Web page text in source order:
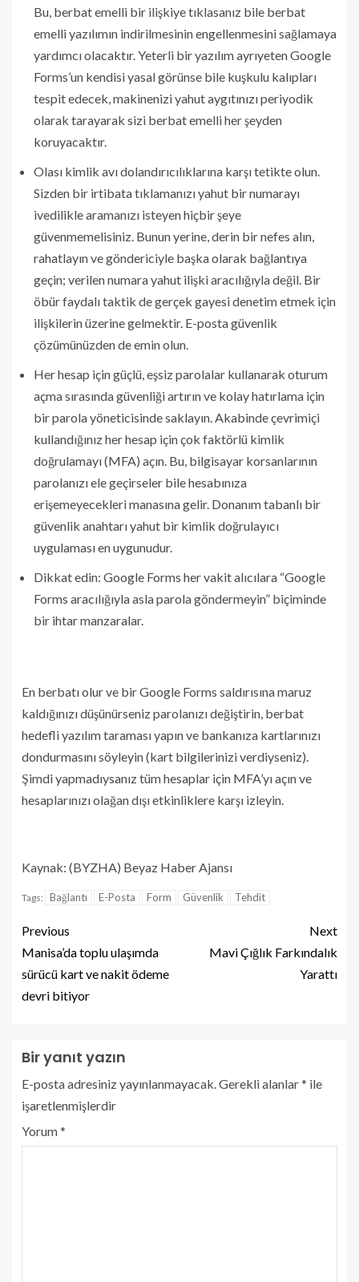
Bu, berbat emelli bir ilişkiye tıklasanız bile berbat
emelli yazılımın indirilmesinin engellenmesini sağlamaya
yardımcı olacaktır. Yeterli bir yazılım ayrıyeten Google
Forms’un kendisi yasal görünse bile kuşkulu kalıpları
tespit edecek, makinenizi yahut aygıtınızı periyodik
olarak tarayarak sizi berbat emelli her şeyden
koruyacaktır.
Olası kimlik avı dolandırıcılıklarına karşı tetikte olun.
Sizden bir irtibata tıklamanızı yahut bir numarayı
ivedilikle aramanızı isteyen hiçbir şeye
güvenmemelisiniz. Bunun yerine, derin bir nefes alın,
rahatlayın ve göndericiyle başka olarak bağlantıya
geçin; verilen numara yahut ilişki aracılığıyla değil. Bir
öbür faydalı taktik de gerçek gayesi denetim etmek için
ilişkilerin üzerine gelmektir. E-posta güvenlik
çözümünüzden de emin olun.
Her hesap için güçlü, eşsiz parolalar kullanarak oturum
açma sırasında güvenliği artırın ve kolay hatırlama için
bir parola yöneticisinde saklayın. Akabinde çevrimiçi
kullandığınız her hesap için çok faktörlü kimlik
doğrulamayı (MFA) açın. Bu, bilgisayar korsanlarının
parolanızı ele geçirseler bile hesabınıza
erişemeyecekleri manasına gelir. Donanım tabanlı bir
güvenlik anahtarı yahut bir kimlik doğrulayıcı
uygulaması en uygunudur.
Dikkat edin: Google Forms her vakit alıcılara “Google
Forms aracılığıyla asla parola göndermeyin” biçiminde
bir ihtar manzaralar.
En berbatı olur ve bir Google Forms saldırısına maruz
kaldığınızı düşünürseniz parolanızı değiştirin, berbat
hedefli yazılım taraması yapın ve bankanıza kartlarınızı
dondurmasını söyleyin (kart bilgilerinizi verdiyseniz).
Şimdi yapmadıysanız tüm hesaplar için MFA’yı açın ve
hesaplarınızı olağan dışı etkinliklere karşı izleyin.
Kaynak: (BYZHA) Beyaz Haber Ajansı
Tags: Bağlantı E-Posta Form Güvenlik Tehdit
Previous
Manisa’da toplu ulaşımda
sürücü kart ve nakit ödeme
devri bitiyor
Next
Mavi Çığlık Farkındalık
Yarattı
Bir yanıt yazın
E-posta adresiniz yayınlanmayacak. Gerekli alanlar* ile
işaretlenmişlerdir
Yorum*